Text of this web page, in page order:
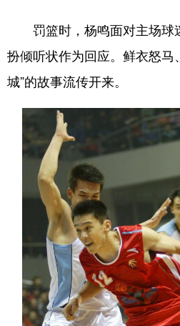
罚篮时，杨鸣面对主场球
扮倾听状作为回应。鲜衣怒马
城”的故事流传开来。